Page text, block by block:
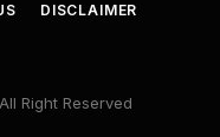
DISCLAIMER
Right Reserved